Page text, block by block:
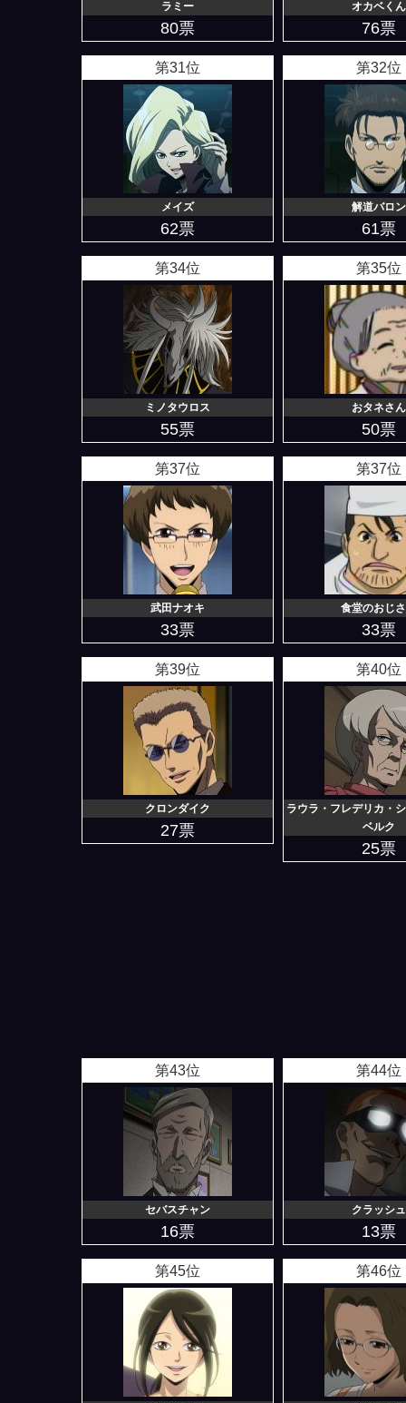
ラミー
80票
オカベくん
76票
第31位
メイズ
62票
第32位
解道バロン
61票
第34位
ミノタウロス
55票
第35位
おタネさん
50票
第37位
武田ナオキ
33票
第37位
食堂のおじ
33票
第39位
クロンダイク
27票
第40位
ラウラ・フレデリカ・
ベルク
25票
第43位
セバスチャン
16票
第44位
クラッシュ
13票
第45位 第46位